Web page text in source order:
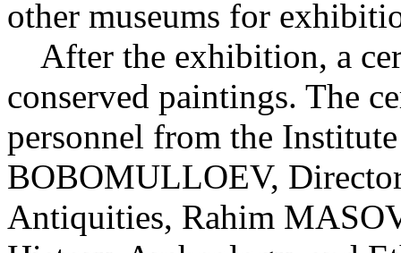
other museums for
After the exhibition, a
conserved paintings. The
personnel from the
BOBOMULLOEV,
Antiquities, Rahim